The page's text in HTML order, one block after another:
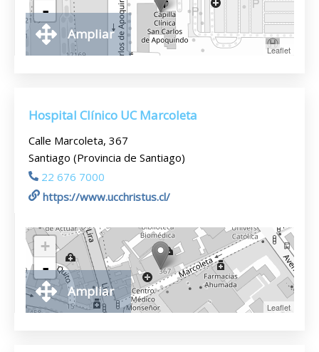
-
Leaflet
Ampliar
Hospital Clínico UC Marcoleta
Calle Marcoleta, 367
Santiago (Provincia de Santiago)
22 676 7000
https://www.ucchristus.cl/
+
-
Leaflet
Ampliar